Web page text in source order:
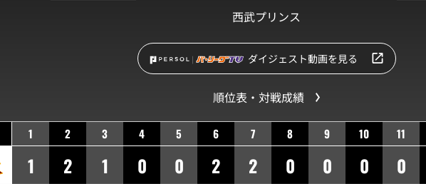
西武プリンス
ダイジェスト動画を見る
順位表・対戦成績
1 2 3 4 5 6 7 8 9 10 11
1 2 1 0 0 2 2 0 0 0 0